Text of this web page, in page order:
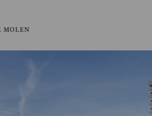
MOLEN